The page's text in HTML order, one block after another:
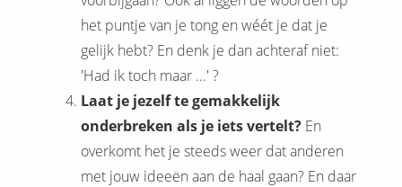
het puntje van je tong en wéét je dat je
gelijk hebt? En denk je dan achteraf niet:
'Had ik toch maar ...' ?
Laat je jezelf te gemakkelijk
onderbreken als je iets vertelt? En
overkomt het je steeds weer dat anderen
met jouw ideeën aan de haal gaan? En daar